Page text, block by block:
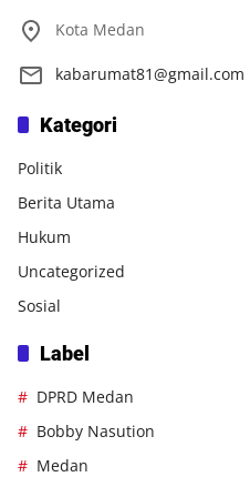
Kota Medan
kabarumat81@gmail.com
Kategori
Politik
Berita Utama
Hukum
Uncategorized
Sosial
Label
DPRD Medan
Bobby Nasution
Medan